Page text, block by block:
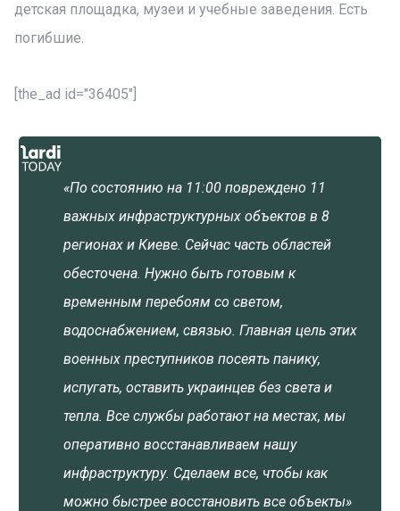
детская площадка, музеи и учебные заведения. Есть
погибшие.
[the_ad id="36405"]
«По состоянию на 11:00 повреждено 11
важных инфраструктурных объектов в 8
регионах и Киеве. Сейчас часть областей
обесточена. Нужно быть готовым к
временным перебоям со светом,
водоснабжением, связью. Главная цель этих
военных преступников посеять панику,
испугать, оставить украинцев без света и
тепла. Все службы работают на местах, мы
оперативно восстанавливаем нашу
инфраструктуру. Сделаем все, чтобы как
можно быстрее восстановить все объекты»